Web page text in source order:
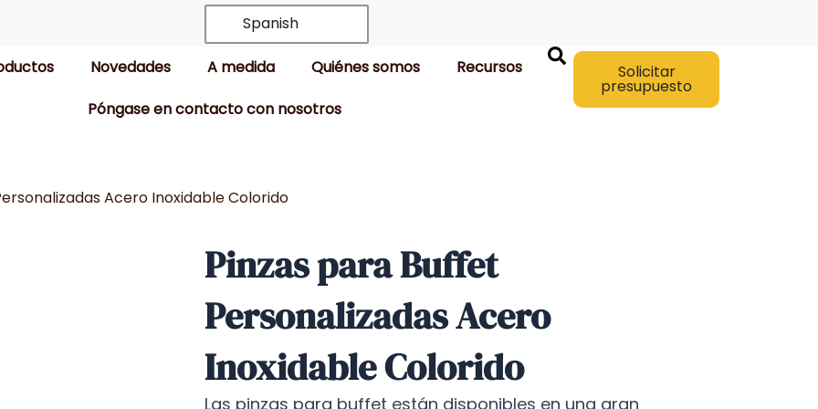
Spanish
Novedades A medida Quiénes somos
Recursos
Póngase en contacto con nosotros
Solicitar
presupuesto
Acero Inoxidable Colorido
Pinzas para Buffet
Personalizadas Acero
Inoxidable Colorido
Las pinzas para buffet están disponibles en una gran